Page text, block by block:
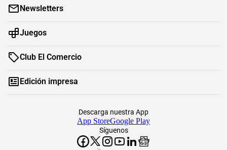
Newsletters
Juegos
Club El Comercio
Edición impresa
Síguenos
Descarga nuestra App
App StoreGoogle Play